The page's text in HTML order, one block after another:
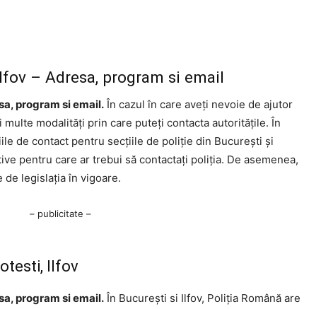
– Adresa, program si email
program si email. În cazul în care aveți nevoie de ajutor
modalități prin care puteți contacta autoritățile. În
de contact pentru secțiile de poliție din București și
pentru care ar trebui să contactați poliția. De asemenea,
legislația în vigoare.
– publicitate –
Ilfov
program si email. În București si Ilfov, Poliția Română are